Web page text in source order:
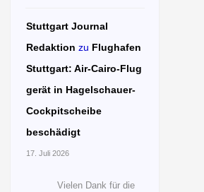
Stuttgart Journal
Redaktion zu Flughafen
Stuttgart: Air-Cairo-Flug
gerät in Hagelschauer-
Cockpitscheibe
beschädigt
17. Juli 2026
Vielen Dank für die